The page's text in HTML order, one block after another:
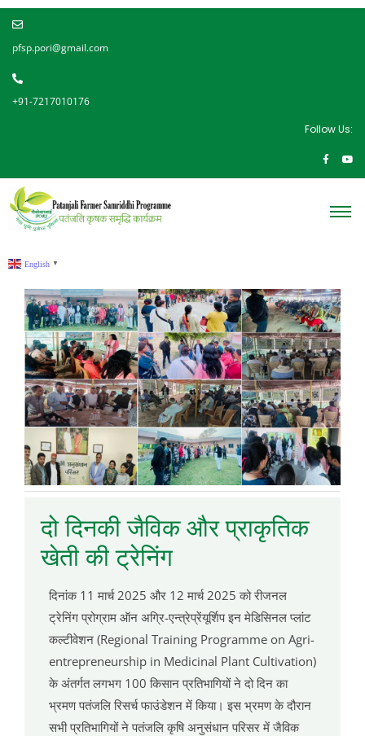
pfsp.pori@gmail.com
+91-7217010176
Follow Us:
English ▼
दो दिनकी जैविक और प्राकृतिक
खेती की ट्रेनिंग
दिनांक 11 मार्च 2025 और 12 मार्च 2025 को रीजनल
ट्रेनिंग प्रोग्राम ऑन अग्रि-एन्त्रेप्रेंयूर्शिप इन मेडिसिनल प्लांट
कल्टीवेशन (Regional Training Programme on Agri-
entrepreneurship in Medicinal Plant Cultivation)
के अंतर्गत लगभग 100 किसान प्रतिभागियों ने दो दिन का
भ्रमण पतंजलि रिसर्च फाउंडेशन में किया। इस भ्रमण के दौरान
सभी प्रतिभागियों ने पतंजलि कृषि अनुसंधान परिसर में जैविक